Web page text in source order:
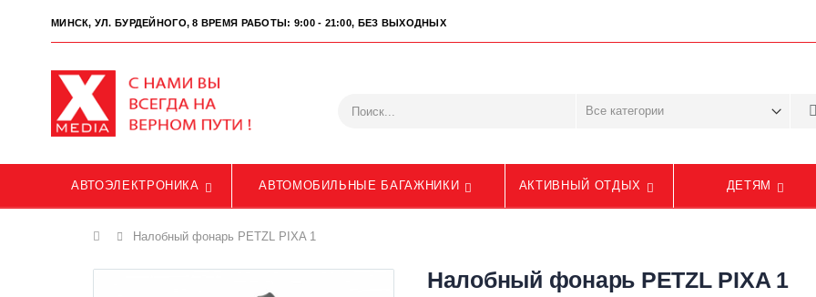
МИНСК, УЛ. БУРДЕЙНОГО, 8 ВРЕМЯ РАБОТЫ: 9:00 - 21:00, БЕЗ ВЫХОДНЫХ
АВТОЭЛЕКТРОНИКА АВТОМОБИЛЬНЫЕ БАГАЖНИКИ АКТИВНЫЙ ОТДЫХ ДЕТЯМ
Главная
Налобный фонарь PETZL PIXA 1
Налобный фонарь PETZL PIXA 1